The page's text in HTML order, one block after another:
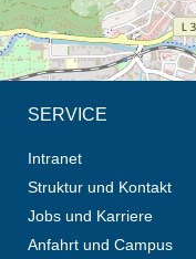
SERVICE
Intranet
Struktur und Kontakt
Jobs und Karriere
Anfahrt und Campus